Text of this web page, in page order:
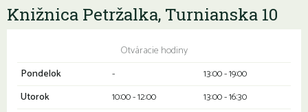
Knižnica Petržalka, Turnianska 10
Otváracie hodiny
Pondelok
-
13:00 - 19:00
Utorok
10:00 - 12:00
13:00 - 16:30